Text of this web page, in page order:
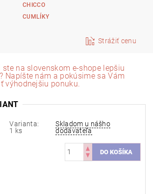
CHICCO
CUMLÍKY
Strážiť cenu
ste na slovenskom e-shope lepšiu
Napíšte nám a pokúsime sa Vám
výhodnejšiu ponuku.
Varianta:
1 ks
Skladom u nášho
dodávateľa